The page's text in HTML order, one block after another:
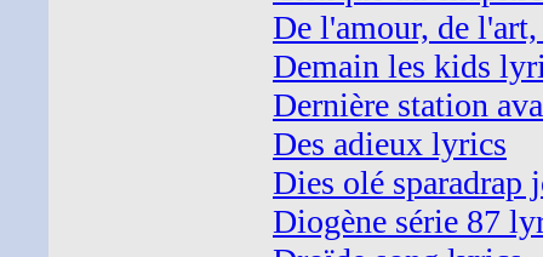
De l'amour, de
Demain les kids
Dernière station
Des adieux lyrics
Dies olé sparadrap
Diogène série 87